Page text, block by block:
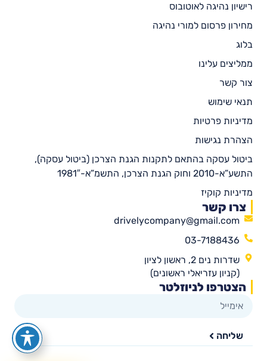
רישיון נהיגה לאוטובוס
מחירון פרסום למורי נהיגה
בלוג
ממליצים עלינו
צור קשר
תנאי שימוש
מדיניות פרטיות
הצהרת נגישות
ביטול עסקה בהתאם לתקנות הגנת הצרכן (ביטול עסקה),
התשע”א-2010 וחוק הגנת הצרכן, התשמ”א-1981″
מדיניות קוקיז
צרו קשר
drivelycompany@gmail.com
03-7188436
שדרות נים 2, ראשון לציון
(קניון עזריאלי ראשונים)
הצטרפו לניוזלטר
שליחה